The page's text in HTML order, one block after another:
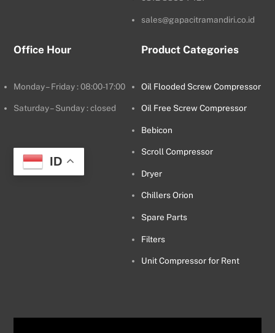
sales@gapacitramandiri.co.id
Office Hour
Monday – Friday : 08:00-17:00
Saturday – Sunday : closed
ID
Product Categories
Oil Flooded Screw Compressor
Oil Free Screw Compressor
Bebicon
Scroll Compressor
Dryer
Chillers Orion
Spare Parts
Filters
Unit Compressor for Rent